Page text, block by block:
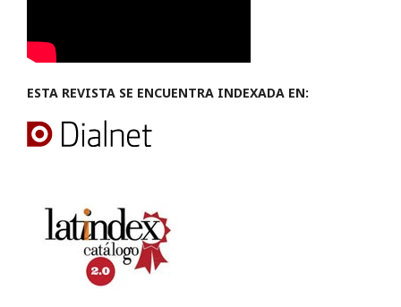
ESTA REVISTA SE ENCUENTRA INDEXADA EN: